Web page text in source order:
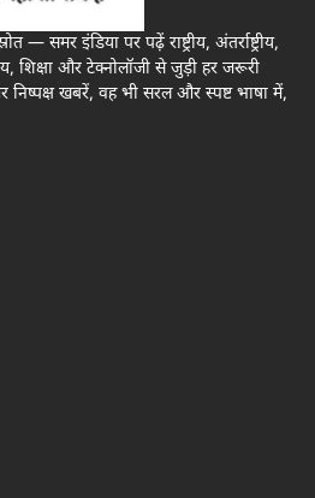
— समर इंडिया पर पढ़ें राष्ट्रीय, अंतर्राष्ट्रीय,
शिक्षा और टेक्नोलॉजी से जुड़ी हर जरूरी
खबरें, वह भी सरल और स्पष्ट भाषा में,